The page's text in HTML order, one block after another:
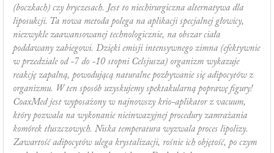
(boczkach) czy bryczesach. Jest to niechirurgiczna alternatywa dla
liposukcji. Ta nowa metoda polega na aplikacji specjalnej głowicy,
niezwykle zaawansowanej technologicznie, na obszar ciała
poddawany zabiegowi. Dzięki emisji intensywnego zimna (efektywnie
w przedziale od -7 do -10 stopni Celsjusza) organizm wykazuje
reakcję zapalną, powodującą naturalne pozbywanie się adipocytów z
organizmu. W ten sposób uzyskujemy spektakularną poprawę figury!
CoaxMed jest wyposażony w najnowszy krio-aplikator z vacuum,
który pozwala na wykonanie nieinwazyjnej procedury zamrażania
komórek tłuszczowych. Niska temperatura wyzwala proces lipolizy.
Zawartość adipocytów ulega krystalizacji, rośnie ich objętość, po czym